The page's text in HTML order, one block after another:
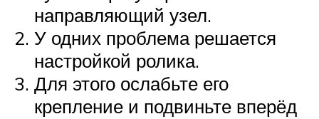
направляющий узел.
У одних проблема решается
настройкой ролика.
Для этого ослабьте его
крепление и подвиньте вперёд